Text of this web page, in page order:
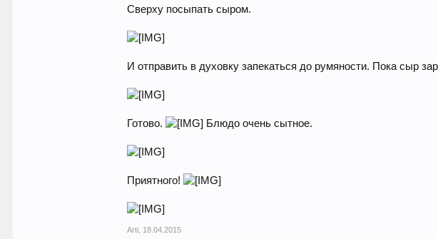
Сверху посыпать сыром.
И отправить в духовку запекаться до румяности. Пока сыр
Готово. Блюдо очень сытное.
Приятного!
Arti 18.04.2015